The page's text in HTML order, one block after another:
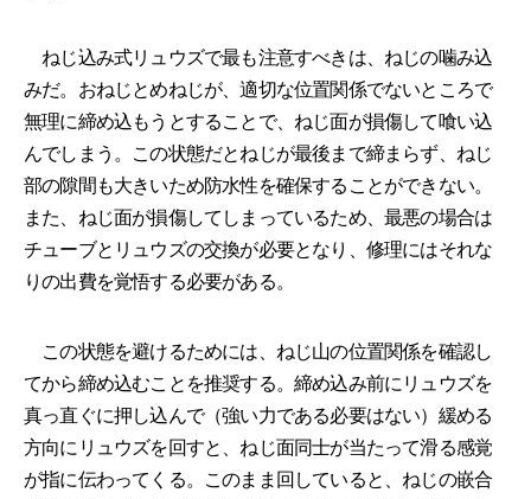
ねじ込み式リュウズで最も注意すべきは、ねじの噛み込
みだ。おねじとめねじが、適切な位置関係でないところで
無理に締め込もうとすることで、ねじ面が損傷して喰い込
んでしまう。この状態だとねじが最後まで締まらず、ねじ
部の隙間も大きいため防水性を確保することができない。
また、ねじ面が損傷してしまっているため、最悪の場合は
チューブとリュウズの交換が必要となり、修理にはそれな
りの出費を覚悟する必要がある。
この状態を避けるためには、ねじ山の位置関係を確認し
てから締め込むことを推奨する。締め込み前にリュウズを
真っ直ぐに押し込んで（強い力である必要はない）緩める
方向にリュウズを回すと、ねじ面同士が当たって滑る感覚
が指に伝わってくる。このまま回していると、ねじの嵌合